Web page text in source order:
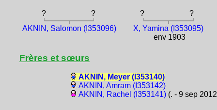
? ? ?
?
AKNIN, Salomon (I353096)
X, Yamina (I353095)
env 1903
Frères et sœurs
AKNIN, Meyer (I353140)
AKNIN, Amram (I353142)
AKNIN, Rachel (I353141)(. - 9 sep